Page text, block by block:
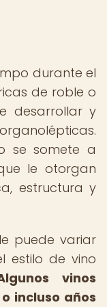
durante el
de roble o
desarrollar y
se somete a
le otorgan
estructura y
puede variar
estilo de vino
vinos
incluso años